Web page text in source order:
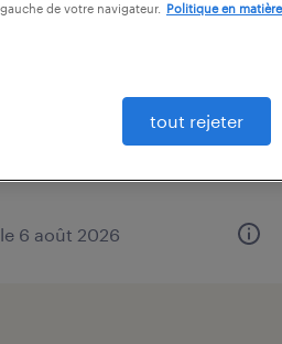
logistique avec
quentin-fallavier, isère
6 août 2026
de votre navigateur.
Politique en
tout rejeter